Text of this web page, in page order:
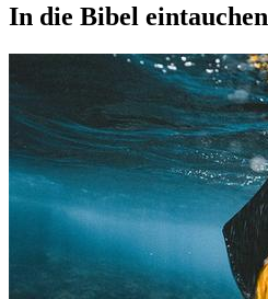
In die Bibel eintauchen